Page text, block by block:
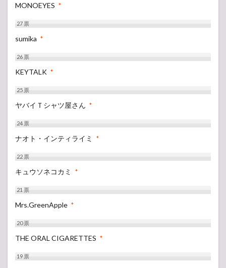
MONOEYES *
27票
sumika *
26票
KEYTALK *
25票
ヤバイＴシャツ屋さん *
24票
ナオト・インティライミ *
22票
キュウソネコカミ *
21票
Mrs.GreenApple *
20票
THE ORAL CIGARETTES *
19票